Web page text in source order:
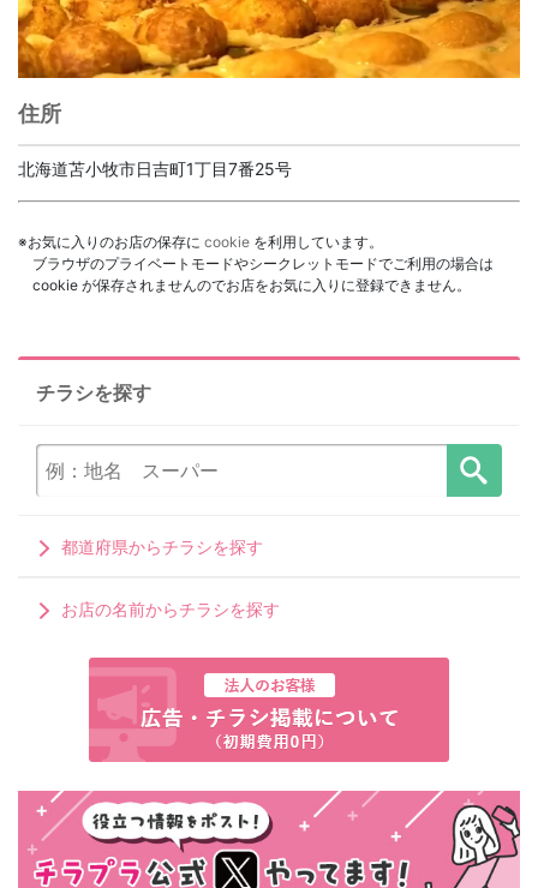
住所
北海道苫小牧市日吉町1丁目7番25号
※お気に入りのお店の保存に cookie を利用しています。
ブラウザのプライベートモードやシークレットモードでご利用の場合は
cookie が保存されませんのでお店をお気に入りに登録できません。
チラシを探す
都道府県からチラシを探す
お店の名前からチラシを探す